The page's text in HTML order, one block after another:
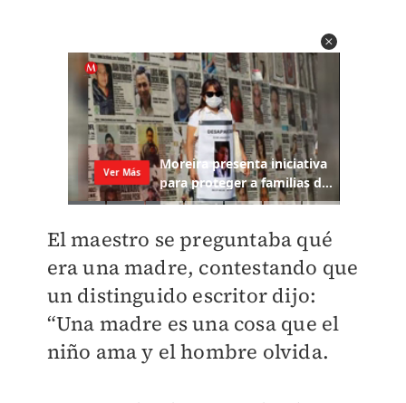
El maestro se preguntaba qué
era una madre, contestando que
un distinguido escritor dijo:
“Una madre es una cosa que el
niño ama y el hombre olvida.